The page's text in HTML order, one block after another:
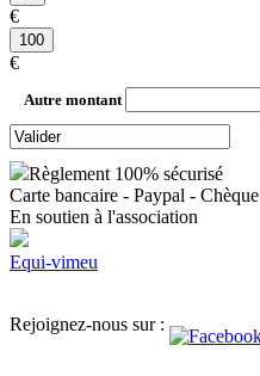
€
€
Autre montant
Règlement 100% sécurisé
Carte bancaire - Paypal - Chèque
En soutien à l'association
Equi-vimeu
Rejoignez-nous sur :